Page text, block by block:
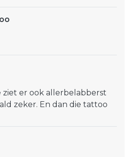
ziet er ook allerbelabberst
zeker. En dan die tattoo